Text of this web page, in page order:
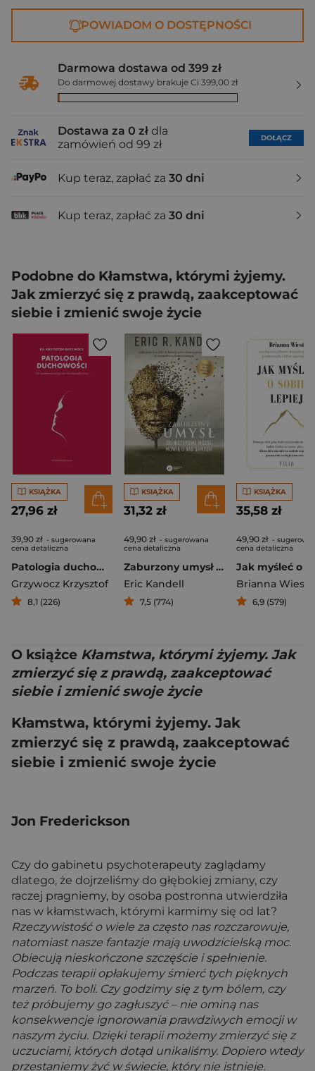
POWIADOM O DOSTĘPNOŚCI
Darmowa dostawa od 399 zł
Do darmowej dostawy brakuje Ci 399,00 zł
Dostawa za 0 zł dla
zamówień od 99 zł
DOŁĄCZ
Kup teraz, zapłać za 30 dni
Kup teraz, zapłać za 30 dni
Podobne do Kłamstwa, którymi żyjemy.
Jak zmierzyć się z prawdą, zaakceptować
siebie i zmienić swoje życie
KSIĄŻKA
27,96 zł
39,90 zł - sugerowana
cena detaliczna
Patologia duchowości Od niezdrowej religijności do dojrzałej wiary
Grzywocz Krzysztof
8,1 (226)
KSIĄŻKA
31,32 zł
49,90 zł - sugerowana
cena detaliczna
Zaburzony umysł Co nietypowe mózgi mówią o nas samych
Eric Kandell
7,5 (774)
KSIĄŻKA
35,58 zł
49,90 zł -
cena detaliczna
Brianna Wiest
6,9 (579)
O książce Kłamstwa, którymi żyjemy. Jak
zmierzyć się z prawdą, zaakceptować
siebie i zmienić swoje życie
Kłamstwa, którymi żyjemy. Jak
zmierzyć się z prawdą, zaakceptować
siebie i zmienić swoje życie
Jon Frederickson
Czy do gabinetu psychoterapeuty zaglądamy
dlatego, że dojrzeliśmy do głębokiej zmiany, czy
raczej pragniemy, by osoba postronna utwierdziła
nas w kłamstwach, którymi karmimy się od lat?
Rzeczywistość o wiele za często nas rozczarowuje,
natomiast nasze fantazje mają uwodzicielską moc.
Obiecują nieskończone szczęście i spełnienie.
Podczas terapii opłakujemy śmierć tych pięknych
marzeń. To boli. Czy godzimy się z tym bólem, czy
też próbujemy go zagłuszyć – nie ominą nas
konsekwencje ignorowania prawdziwych emocji w
naszym życiu. Dzięki terapii możemy zmierzyć się z
uczuciami, których dotąd unikaliśmy. Dopiero wtedy
przestaniemy żyć w świecie, który nie istnieje.